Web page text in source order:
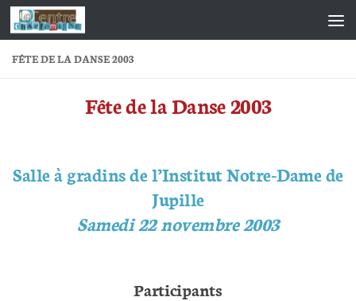
Skip to content
FÊTE DE LA DANSE 2003
Fête de la Danse 2003
Salle à gradins de l’Institut Notre-Dame de
Jupille
Samedi 22 novembre 2003
Participants